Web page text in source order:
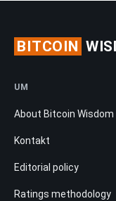
BITCOIN
UM
About Bitcoin Wisdom
Kontakt
Editorial policy
Ratings methodology